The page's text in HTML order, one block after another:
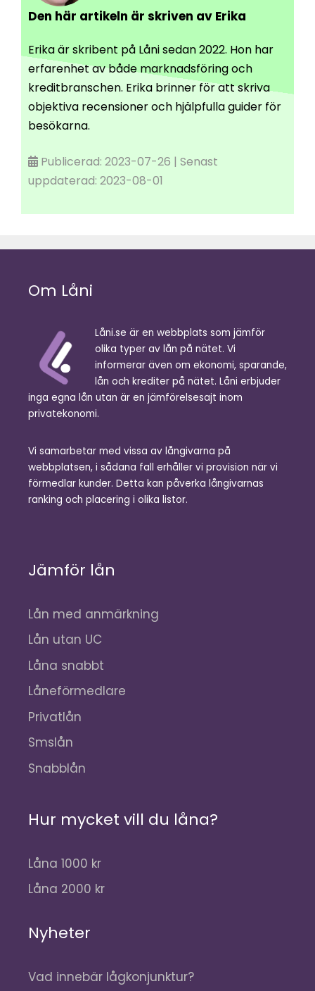
Den här artikeln är skriven av Erika
Erika är skribent på Låni sedan 2022. Hon har
erfarenhet av både marknadsföring och
kreditbranschen. Erika brinner för att skriva
objektiva recensioner och hjälpfulla guider för
besökarna.
Publicerad: 2023-07-26 | Senast
uppdaterad: 2023-08-01
Om Låni
Låni.se är en webbplats som jämför
olika typer av lån på nätet. Vi
informerar även om ekonomi, sparande,
lån och krediter på nätet. Låni erbjuder
inga egna lån utan är en jämförelsesajt inom
privatekonomi.
Vi samarbetar med vissa av långivarna på
webbplatsen, i sådana fall erhåller vi provision när vi
förmedlar kunder. Detta kan påverka långivarnas
ranking och placering i olika listor.
Jämför lån
Lån med anmärkning
Lån utan UC
Låna snabbt
Låneförmedlare
Privatlån
Smslån
Snabblån
Hur mycket vill du låna?
Låna 1000 kr
Låna 2000 kr
Nyheter
Vad innebär lågkonjunktur?